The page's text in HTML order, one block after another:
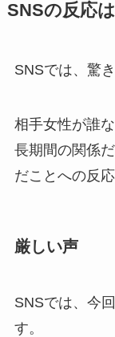
SNSの反応
SNSでは、驚
相手女性が誰
長期間の関係
だことへの反
厳しい声
SNSでは、今
す。